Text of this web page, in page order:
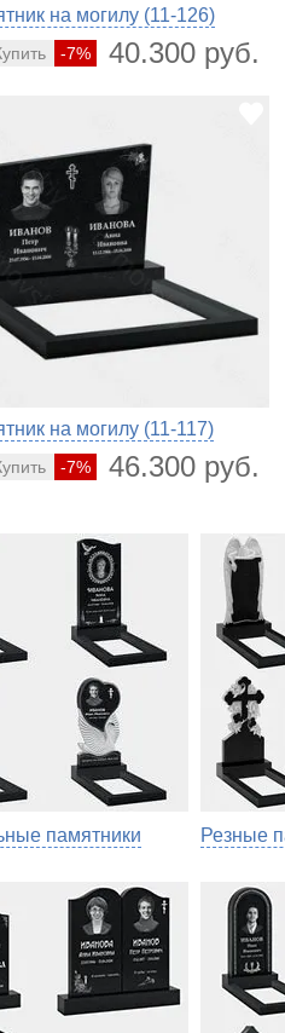
на могилу (11-126)
-7% 40.300 руб.
на могилу (11-117)
-7% 46.300 руб.
памятники Резные